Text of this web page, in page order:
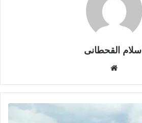
اسلام القحطانى
ق
ع